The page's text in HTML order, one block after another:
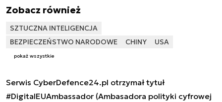
Zobacz również
SZTUCZNA INTELIGENCJA
BEZPIECZEŃSTWO NARODOWE
CHINY USA
pokaż wszystkie
Serwis CyberDefence24.pl otrzymał tytuł
#DigitalEUAmbassador (Ambasadora polityki cyfrowej